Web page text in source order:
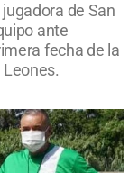
de San
ante
fecha de la